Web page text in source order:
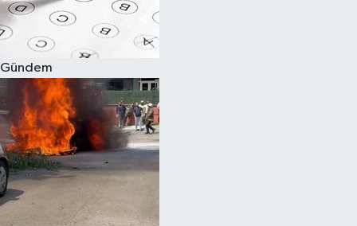
Gündem
Spor
Burç Yorumları
Çocuk
Eğitim